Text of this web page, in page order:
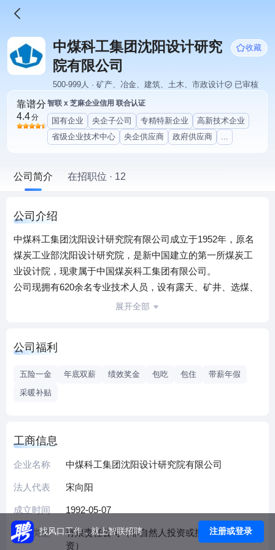
中煤科工集团沈阳设计研究
院有限公司
收藏
500-999人 · 矿产、冶金、建筑、土木、市政设计 已审核
靠谱分
4.4分
智联 x 芝麻企业信用 联合认证
国有企业 央企子公司 专精特新企业
高新技术企业
省级企业技术中心
央企供应商 政府供应商 ...
公司简介 在招职位 · 12
公司介绍
中煤科工集团沈阳设计研究院有限公司成立于1952年，原名
煤炭工业部沈阳设计研究院，是新中国建立的第一所煤炭工
业设计院，现隶属于中国煤炭科工集团有限公司。
公司现拥有620余名专业技术人员，设有露天、矿井、选煤、
民爆、热机、建筑、机械、机电、通信、暖通、给排水、油
级、建筑行业（建筑工程）甲级、军工行业（防化、民爆器
评价甲级，水土保持方案编制甲级，地质灾害治理（勘察、
电力行业（火力发电）专业乙级，压力管道（GB2）设计许
可证等多项勘察、设计、咨询资质证书，通过了ISO质量管理
勘察设计、咨询，工程总承包，设备集成和生产运营四大产
业板块，可为煤炭及相关行业工程建设提供全过程、全方
位、高品质、高效率的服务。
六十年风雨兼程，我公司完成各类大型工程设计2000余项，
展开全部
公司福利
五险一金 年底双薪 绩效奖金 包吃 包住
带薪年假
采暖补贴
工商信息
企业名称 中煤科工集团沈阳设计研究院有限公司
法人代表 宋向阳
成立时间 1992-05-07
企业类型
有限责任公司（非自然人投资或控股的法人独
资）
找风口工作，就上智联招聘 注册或登录